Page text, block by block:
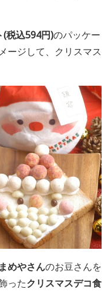
(税込594円)のパッケー
ジして、 クリスマス
めやさんのお豆さんを
ったクリスマスデコ食